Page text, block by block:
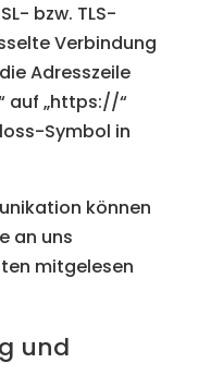
bzw. TLS-
Verbindung
Adresszeile
auf „https://“
Symbol in
können
an uns
mitgelesen
und